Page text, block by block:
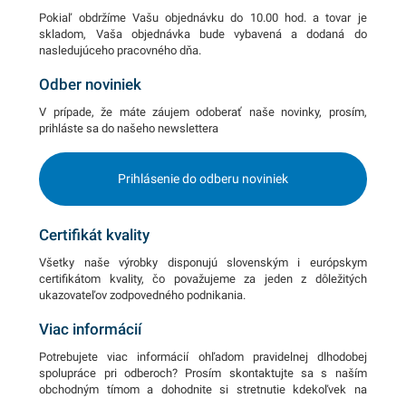
Pokiaľ obdržíme Vašu objednávku do 10.00 hod. a tovar je
skladom, Vaša objednávka bude vybavená a dodaná do
nasledujúceho pracovného dňa.
Odber noviniek
V prípade, že máte záujem odoberať naše novinky, prosím,
prihláste sa do našeho newslettera
Prihlásenie do odberu noviniek
Certifikát kvality
Všetky naše výrobky disponujú slovenským i európskym
certifikátom kvality, čo považujeme za jeden z dôležitých
ukazovateľov zodpovedného podnikania.
Viac informácií
Potrebujete viac informácií ohľadom pravidelnej dlhodobej
spolupráce pri odberoch? Prosím skontaktujte sa s naším
obchodným tímom a dohodnite si stretnutie kdekoľvek na